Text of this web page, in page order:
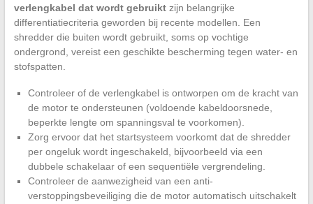
verlengkabel dat wordt gebruiktzijn belangrijke
differentiatiecriteria geworden bij recente modellen. Een
shredder die buiten wordt gebruikt, soms op vochtige
ondergrond, vereist een geschikte bescherming tegen water- en
stofspatten.
Controleer of de verlengkabel is ontworpen om de kracht van
de motor te ondersteunen (voldoende kabeldoorsnede,
beperkte lengte om spanningsval te voorkomen).
Zorg ervoor dat het startsysteem voorkomt dat de shredder
per ongeluk wordt ingeschakeld, bijvoorbeeld via een
dubbele schakelaar of een sequentiële vergrendeling.
Controleer de aanwezigheid van een anti-
verstoppingsbeveiliging die de motor automatisch uitschakelt